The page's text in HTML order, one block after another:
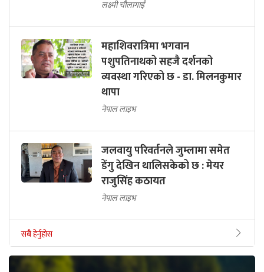
न्युरोसर्जन
लक्ष्मी चौलागाईं
महाशिवरात्रिमा भगवान
पशुपतिनाथको सहजै दर्शनको
व्यवस्था गरिएको छ - डा. मिलनकुमार
थापा
नेपाल लाइभ
जलवायु परिवर्तनले जुम्लामा समेत
डेंगु देखिन थालिसकेको छ : मेयर
राजुसिंह कठायत
नेपाल लाइभ
सबै हेर्नुहोस